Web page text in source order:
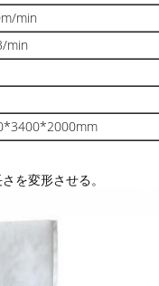
min
min
を変形させる。